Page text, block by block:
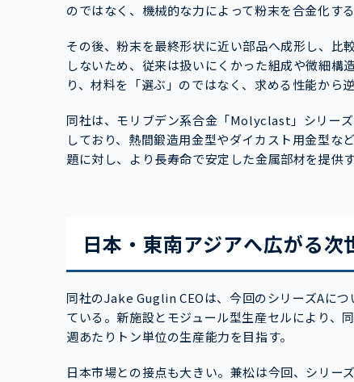
のではなく、機械的な力によって粉末を合金化す
その後、粉末を最終形状に近い部品へ成形し、比
しないため、従来は扱いにくかった組成や微細構
り、材料を「選ぶ」のではなく、求める性能から
同社は、モリブデン系合金「Molyclast」シリー
しており、熱間鍛造用金型やダイカスト用金型な
題に対し、より長寿命で安定した金属部材を提供す
日本・東南アジアへ広がる
同社のJake Guglin CEOは、今回のシリーズAに
ている。新施設とモジュール型生産セルにより、
週あたりトン単位の生産能力を目指す。
日本市場との接点も大きい。兼松は今回、シリー